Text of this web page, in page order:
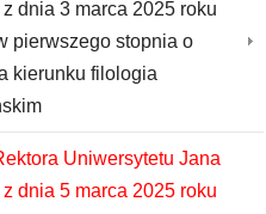
dnia 3 marca 2025 roku
pierwszego stopnia o
kierunku filologia
Uniwersytetu Jana
dnia 5 marca 2025 roku